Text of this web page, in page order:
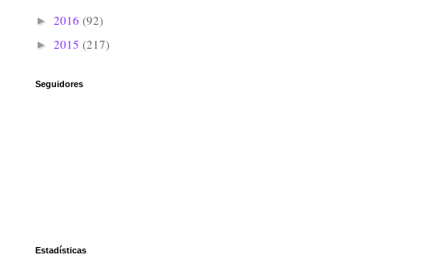
► 2016 (92)
► 2015 (217)
Seguidores
Estadísticas